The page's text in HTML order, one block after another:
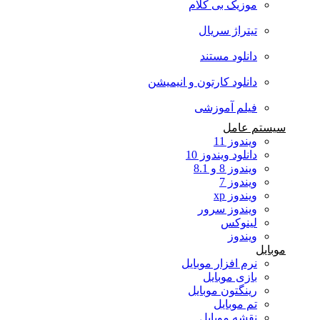
موزیک بی کلام
تیتراژ سریال
دانلود مستند
دانلود کارتون و انیمیشن
فیلم آموزشی
سیستم عامل
ویندوز 11
دانلود ویندوز 10
ویندوز 8 و 8.1
ویندوز 7
ویندوز xp
ویندوز سرور
لینوکس
ویندوز
نرم افزار موبایل
بازی موبایل
رینگتون موبایل
تم موبایل
نقشه موبایل